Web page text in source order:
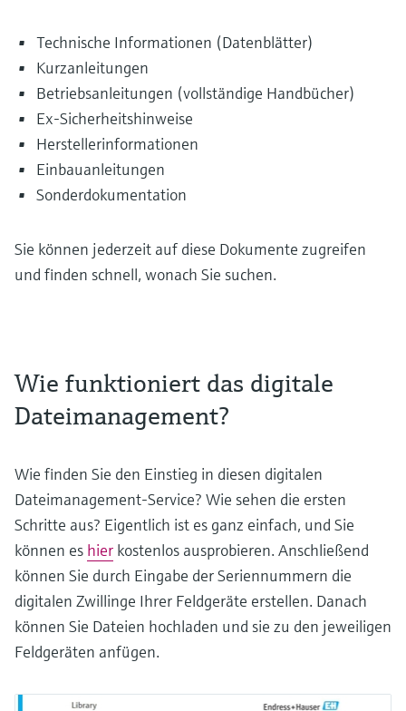
Technische Informationen (Datenblätter)
Kurzanleitungen
Betriebsanleitungen (vollständige Handbücher)
Ex-Sicherheitshinweise
Herstellerinformationen
Einbauanleitungen
Sonderdokumentation
Sie können jederzeit auf diese Dokumente zugreifen
und finden schnell, wonach Sie suchen.
Wie funktioniert das digitale
Dateimanagement?
Wie finden Sie den Einstieg in diesen digitalen
Dateimanagement-Service? Wie sehen die ersten
Schritte aus? Eigentlich ist es ganz einfach, und Sie
können es hier kostenlos ausprobieren. Anschließend
können Sie durch Eingabe der Seriennummern die
digitalen Zwillinge Ihrer Feldgeräte erstellen. Danach
können Sie Dateien hochladen und sie zu den jeweiligen
Feldgeräten anfügen.